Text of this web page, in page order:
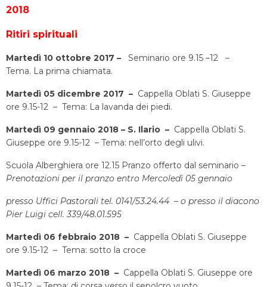
2018
Ritiri spirituali
Martedì 10 ottobre 2017 – Seminario ore 9.15 –12 –
Tema. La prima chiamata.
Martedì 05 dicembre 2017 – Cappella Oblati S. Giuseppe
ore 9.15-12 – Tema: La lavanda dei piedi.
Martedì 09 gennaio 2018 – S. Ilario – Cappella Oblati S.
Giuseppe ore 9.15-12 – Tema: nell’orto degli ulivi.
Scuola Alberghiera ore 12.15 Pranzo offerto dal seminario –
Prenotazioni per il pranzo entro Mercoledì 05 gennaio
presso Uffici Pastorali tel. 0141/53.24.44 – o presso il diacono
Pier Luigi cell. 339/48.01.595
Martedì 06 febbraio 2018 – Cappella Oblati S. Giuseppe
ore 9.15-12 – Tema: sotto la croce
Martedì 06 marzo 2018 – Cappella Oblati S. Giuseppe ore